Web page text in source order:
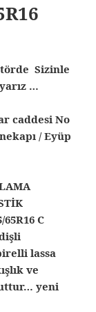
Sizinle
…
caddesi No
/ Eyüp
C
lassa
ve
yeni